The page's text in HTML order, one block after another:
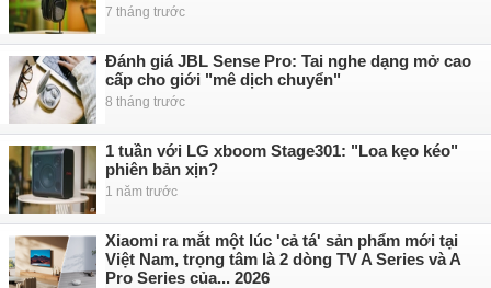
7 tháng trước
Đánh giá JBL Sense Pro: Tai nghe dạng mở cao
cấp cho giới "mê dịch chuyển"
8 tháng trước
1 tuần với LG xboom Stage301: "Loa kẹo kéo"
phiên bản xịn?
1 năm trước
Xiaomi ra mắt một lúc 'cả tá' sản phẩm mới tại
Việt Nam, trọng tâm là 2 dòng TV A Series và A
Pro Series của... 2026